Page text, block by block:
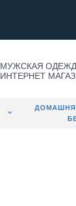
МУЖСКАЯ
ИНТЕРНЕТ